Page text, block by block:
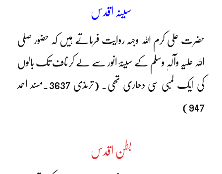
سینہ اقدس
حضرت علی کرم اللہ وجہہ روایت فرماتے ہیں کہ حضور صلی
اللہ علیہ وآلہٖ وسلم کے سینۂ انور سے لے کر ناف تک بالوں
کی ایک لمبی سی دھاری تھی۔ (ترمذی 3637۔مسند احمد
947)
بطن اقدس